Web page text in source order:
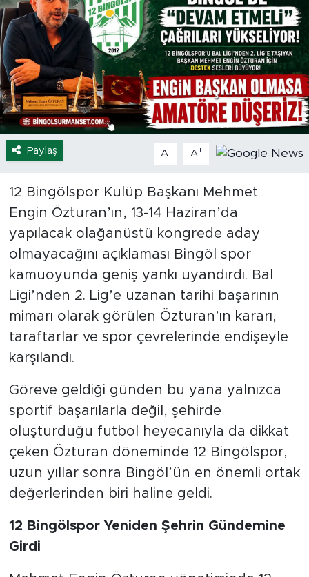
Paylaş A- A+
12 Bingölspor Kulüp Başkanı Mehmet
Engin Özturan’ın, 13-14 Haziran’da
yapılacak olağanüstü kongrede aday
olmayacağını açıklaması Bingöl spor
kamuoyunda geniş yankı uyandırdı. Bal
Ligi’nden 2. Lig’e uzanan tarihi başarının
mimarı olarak görülen Özturan’ın kararı,
taraftarlar ve spor çevrelerinde endişeyle
karşılandı.
Göreve geldiği günden bu yana yalnızca
sportif başarılarla değil, şehirde
oluşturduğu futbol heyecanıyla da dikkat
çeken Özturan döneminde 12 Bingölspor,
uzun yıllar sonra Bingöl’ün en önemli ortak
değerlerinden biri haline geldi.
12 Bingölspor Yeniden Şehrin Gündemine
Girdi
Eğitim
Ekonomi
Hava Durumu
Tavz Der
Bingöl Kaza Haberleri